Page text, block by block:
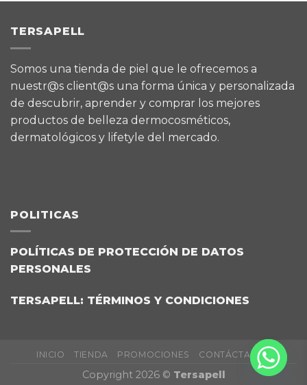
TERSAPELL
Somos una tienda de piel que le ofrecemos a
nuestr@s client@s una forma única y personalizada
de descubrir, aprender y comprar los mejores
productos de belleza dermocosméticos,
dermatológicos y lifetyle del mercado.
POLITICAS
POLÍTICAS DE PROTECCIÓN DE DATOS
PERSONALES
TERSAPELL: TÉRMINOS Y CONDICIONES
INICIO TIENDA PROMOCIONES CONTÁCTANOS
Copyright 2026 © Tersapell